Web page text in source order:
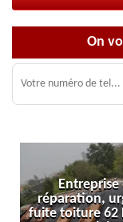
On
de
Pas-de-